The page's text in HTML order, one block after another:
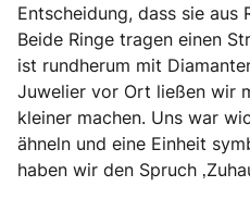
Entscheidung, dass sie aus
Beide Ringe tragen einen
ist rundherum mit
Juwelier vor Ort ließen wir
kleiner machen. Uns war
ähneln und eine Einheit
haben wir den Spruch